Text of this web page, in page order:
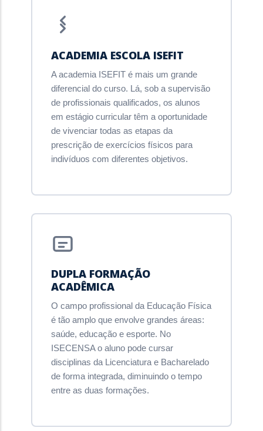
ACADEMIA ESCOLA ISEFIT
A academia ISEFIT é mais um grande
diferencial do curso. Lá, sob a supervisão
de profissionais qualificados, os alunos
em estágio curricular têm a oportunidade
de vivenciar todas as etapas da
prescrição de exercícios físicos para
indivíduos com diferentes objetivos.
DUPLA FORMAÇÃO
ACADÊMICA
O campo profissional da Educação Física
é tão amplo que envolve grandes áreas:
saúde, educação e esporte. No
ISECENSA o aluno pode cursar
disciplinas da Licenciatura e Bacharelado
de forma integrada, diminuindo o tempo
entre as duas formações.